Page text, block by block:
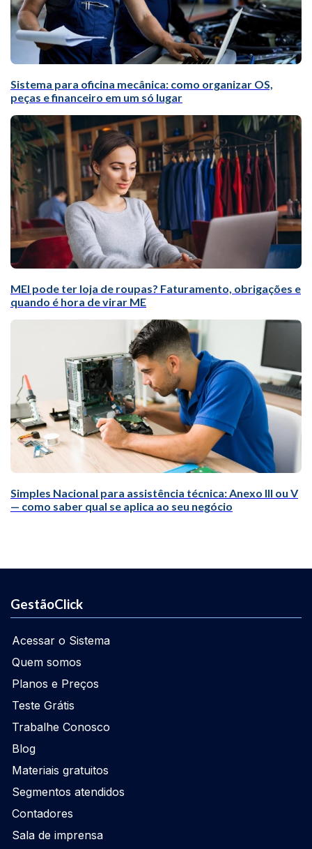
Sistema para oficina mecânica: como organizar OS,
peças e financeiro em um só lugar
MEI pode ter loja de roupas? Faturamento, obrigações e
quando é hora de virar ME
Simples Nacional para assistência técnica: Anexo III ou V
— como saber qual se aplica ao seu negócio
GestãoClick
Acessar o Sistema
Quem somos
Planos e Preços
Teste Grátis
Trabalhe Conosco
Blog
Materiais gratuitos
Segmentos atendidos
Contadores
Sala de imprensa